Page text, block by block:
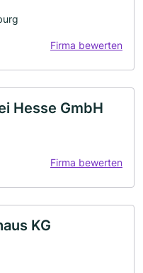
Firma bewerten
Hesse GmbH
Firma bewerten
KG